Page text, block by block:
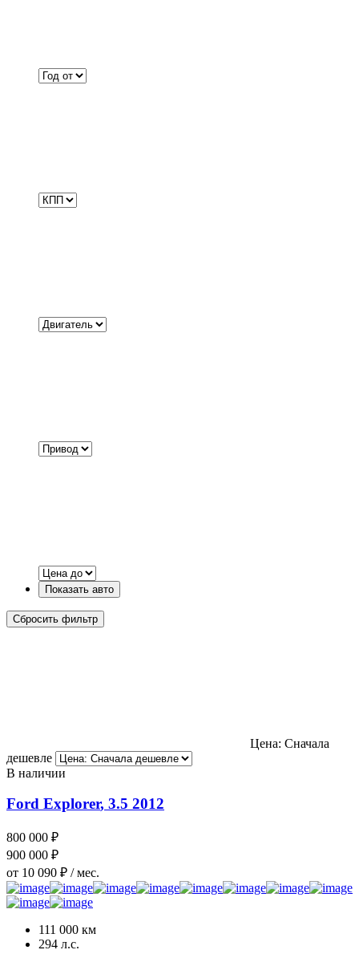
Показать авто
Сбросить фильтр
Цена: Сначала
дешевле
В наличии
Ford Explorer, 3.5 2012
800 000 ₽
900 000 ₽
от 10 090 ₽ / мес.
111 000 км
294 л.с.